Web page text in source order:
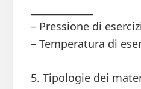
– Pressione di
– Temperatura di
5. Tipologie dei